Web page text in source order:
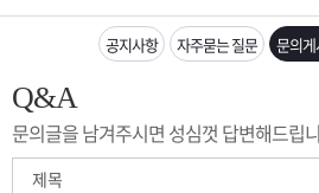
매
사
스
노
고
객마
[ios앱 오픈]아이폰 고객 앱설치
공지사항 자주묻는 질문 문의
Q&A
문의글을 남겨주시면 성심껏 답변해드립